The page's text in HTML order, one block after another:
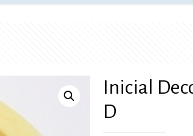
Inicial
D